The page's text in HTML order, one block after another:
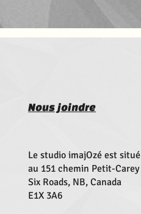
Nous joindre
Le studio imajOzé est situé
au 151 chemin Petit-Carey
Six Roads, NB, Canada
E1X 3A6